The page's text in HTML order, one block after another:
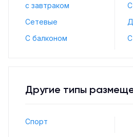
с завтраком
Сетевые
С балконом
Другие типы
Спорт